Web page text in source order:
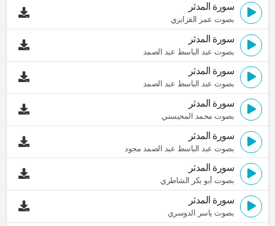
سورة المدثر
بصوت عمر القزابري
سورة المدثر
بصوت عبد الباسط عبد الصمد
سورة المدثر
بصوت عبد الباسط عبد الصمد
سورة المدثر
بصوت محمد المحيسني
سورة المدثر
بصوت عبد الباسط عبد الصمد مجود
سورة المدثر
بصوت أبو بكر الشاطري
سورة المدثر
بصوت ياسر الدوسري